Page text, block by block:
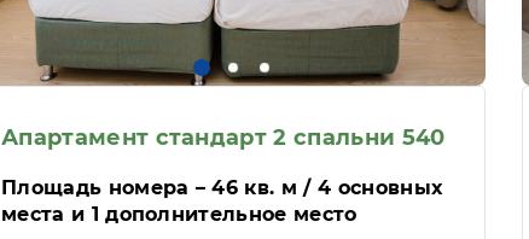
Апартамент стандарт 2 спальни 540
Площадь номера – 46 кв. м / 4 основных
места и 1 дополнительное место